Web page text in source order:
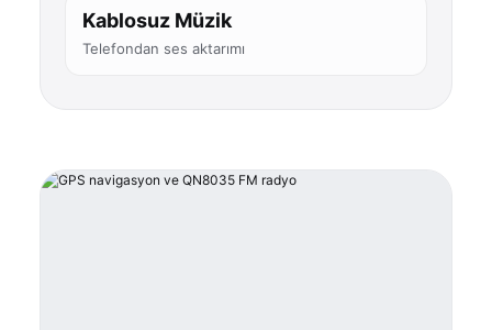
Kablosuz Müzik
Telefondan ses aktarımı